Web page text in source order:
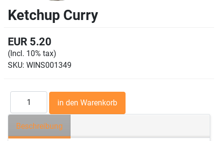
Ketchup Curry
EUR 5.20
(Incl. 10% tax)
SKU: WINS001349
Beschreibung